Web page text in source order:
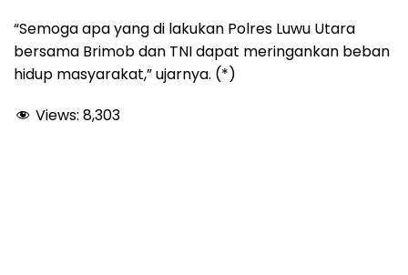
“Semoga apa yang di lakukan Polres Luwu Utara
bersama Brimob dan TNI dapat meringankan beban
hidup masyarakat,” ujarnya. (*)
Views: 8,303